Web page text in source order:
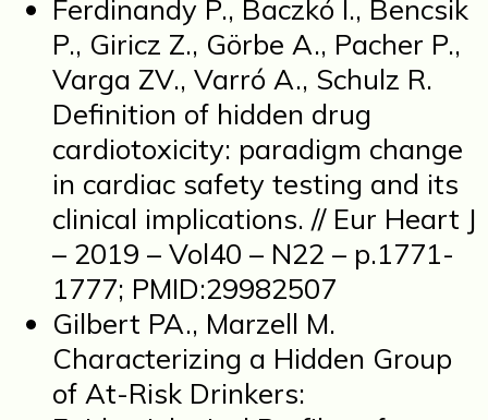
Ferdinandy P., Baczkó I., Bencsik
P., Giricz Z., Görbe A., Pacher P.,
Varga ZV., Varró A., Schulz R.
Definition of hidden drug
cardiotoxicity: paradigm change
in cardiac safety testing and its
clinical implications. // Eur Heart J
– 2019 – Vol40 – N22 – p.1771-
1777; PMID:29982507
Gilbert PA., Marzell M.
Characterizing a Hidden Group
of At-Risk Drinkers: